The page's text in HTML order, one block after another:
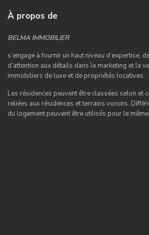
À propos de
BELMA IMMOBILIER
s’engage à fournir un haut niveau d’expertise,
d’attention aux détails dans le marketing et la
immobiliers de luxe et de propriétés locatives.
Les résidences peuvent être classées selon et
reliées aux résidences et terrains voisins.
du logement peuvent être utilisés pour le